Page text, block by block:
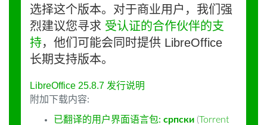
选择这个版本。对于商业用户，我们强
烈建议您寻求 受认证的合作伙伴的支
持，他们可能会同时提供 LibreOffice
长期支持版本。
LibreOffice 25.8.7 发行说明
附加下载内容:
已翻译的用户界面语言包: српски (Torrent